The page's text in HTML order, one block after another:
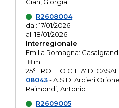
R2608004
dal: 17/01/2026
al: 18/01/2026
Interregionale
Emilia Romagna:
18 m
25° TROFEO CITTA' DI
08043- A.S.D. Arcieri Orione
Raimondi, Antonio
R2609005